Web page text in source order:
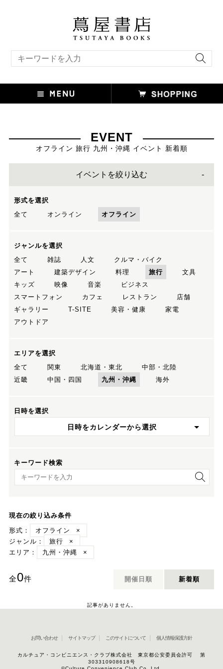
EVENT
オフライン 旅行 九州・沖縄 イベント 新着順
イベントを絞り込む
形式を選択
全て
オンライン オフライン
ジャンルを選択
全て
雑誌 人文
クルマ・バイク
アート
建築デザイン 料理 旅行
文具
キッズ
映像 音楽
ビジネス
スマートフォン
カフェ レストラン
店舗
ギャラリー
T-SITE 美容・健康
家電
アウトドア
エリアを選択
全て
関東 北海道・東北
中部・北陸
近畿
中国・四国 九州・沖縄 海外
日時を選択
日時をカレンダーから選択
キーワード検索
キーワード検索
現在の絞り込み条件
形式：
オフライン
×
ジャンル：
旅行
×
エリア：
九州・沖縄 ×
全0件 開催日順 新着順
記事がありません。
お問い合わせ サイトマップ このサイトについて 個人情報保護方針
カルチュア・コンビニエンス・クラブ株式会社 東京都公安委員会許可 第
303310908618号